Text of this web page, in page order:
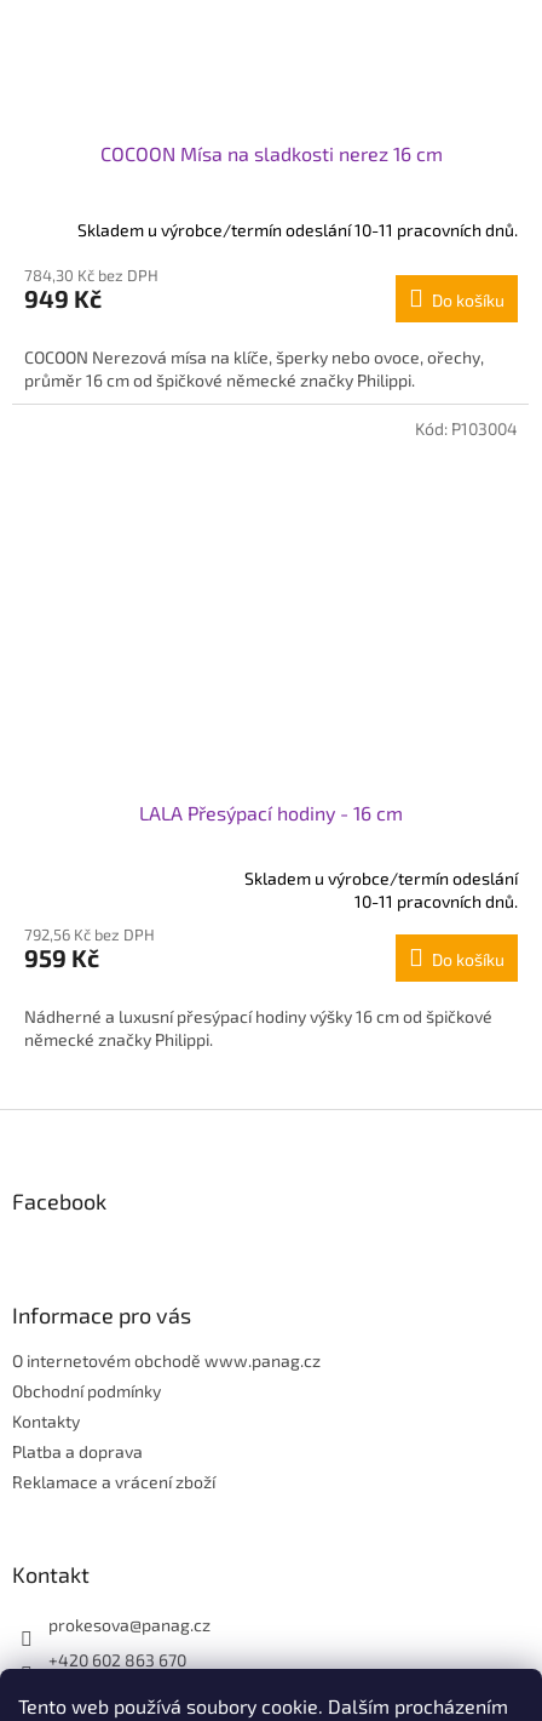
Tento web používá soubory cookie. Dalším procházením
COCOON Mísa na sladkosti nerez 16 cm
Skladem u výrobce/termín odeslání 10-11 pracovních dnů.
784,30 Kč bez DPH
949 Kč Do košíku
COCOON Nerezová mísa na klíče, šperky nebo ovoce, ořechy,
průměr 16 cm od špičkové německé značky Philippi.
LALA Přesýpací hodiny - 16 cm
produktu
je
z
hvězdiček.
Skladem u výrobce/termín odeslání
10-11 pracovních dnů.
792,56 Kč bez DPH
959 Kč Do košíku
Nádherné a luxusní přesýpací hodiny výšky 16 cm od špičkové
německé značky Philippi.
Kód: P103004
p
aFacebook
Informace pro vás
O internetovém obchodě www.panag.cz
Obchodní podmínky
Kontakty
Platba a doprava
Reklamace a vrácení zboží
Kontakt
prokesova@panag.cz
+420 602 863 670